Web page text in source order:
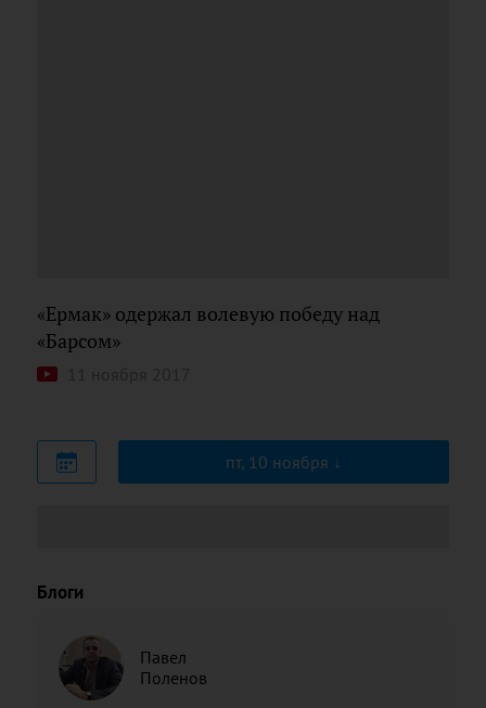
«Ермак» одержал волевую победу над
«Барсом»
пт, 10 ноября
Блоги
Павел
Поленов